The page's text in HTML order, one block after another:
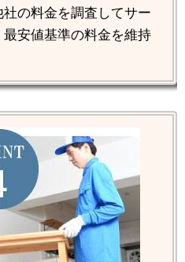
の料金を調査してサー
安値基準の料金を維持